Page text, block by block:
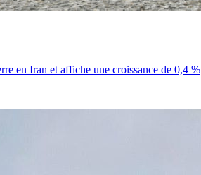
en Iran et affiche une croissance de 0,4 %